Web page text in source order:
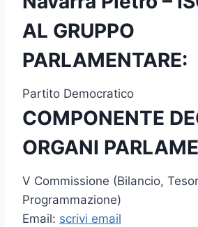
AL GRUPPO
PARLAMENTARE:
Partito Democratico
COMPONENTE
ORGANI
V Commissione (Bilancio,
Programmazione)
Email: scrivi email